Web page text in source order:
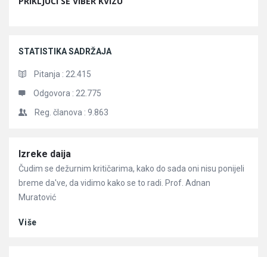
STATISTIKA SADRŽAJA
Pitanja : 22.415
Odgovora : 22.775
Reg. članova : 9.863
Članci
Izreke daija
Čudim se dežurnim kritičarima, kako do sada oni nisu ponijeli
breme da've, da vidimo kako se to radi. Prof. Adnan
Muratović
Više